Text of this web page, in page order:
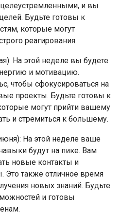
и вы
Будьте готовы к
которые могут
реагирования.
На этой неделе вы будете
и мотивацию.
чтобы сфокусироваться на
проекты. Будьте готовы к
могут прийти вашему
и стремиться к большему.
На этой неделе ваше
будут на пике. Вам
новые контакты и
Это также отличное время
новых знаний. Будьте
и готовы